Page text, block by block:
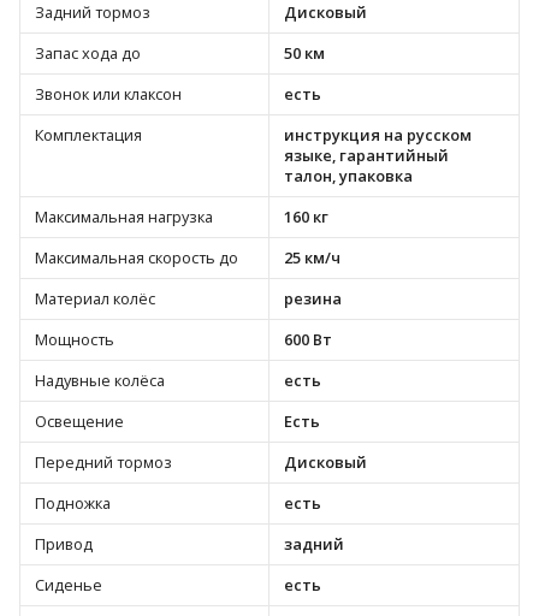
Задний тормоз
Дисковый
Запас хода до
50 км
Звонок или клаксон
есть
Комплектация
инструкция на русском
языке, гарантийный
талон, упаковка
Максимальная нагрузка
160 кг
Максимальная скорость до
25 км/ч
Материал колёс
резина
Мощность
600 Вт
Надувные колёса
есть
Освещение
Есть
Передний тормоз
Дисковый
Подножка
есть
Привод
задний
Сиденье
есть